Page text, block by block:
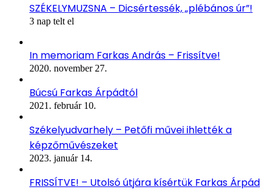
SZÉKELYMUZSNA – Dicsértessék, „plébános úr”!
3 nap telt el
In memoriam Farkas András – Frissítve!
2020. november 27.
Búcsú Farkas Árpádtól
2021. február 10.
Székelyudvarhely – Petőfi művei ihlették a
képzőművészeket
2023. január 14.
FRISSÍTVE! – Utolsó útjára kísértük Farkas Árpád